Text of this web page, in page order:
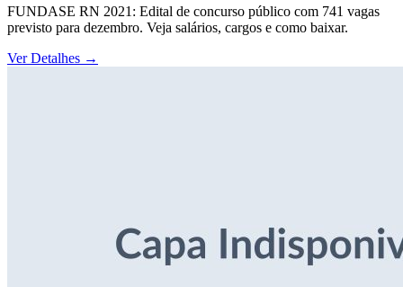
FUNDASE RN 2021: Edital de concurso público com 741 vagas
previsto para dezembro. Veja salários, cargos e como baixar.
Ver Detalhes →